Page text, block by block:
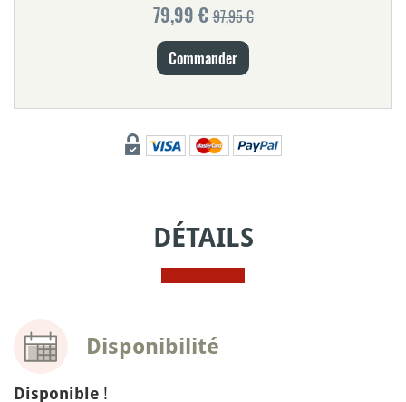
79,99 €97,95 €
Commander
DÉTAILS
Disponibilité
Disponible !